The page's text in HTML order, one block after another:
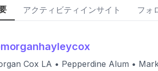
アクティビティインサイト フォ
morganhayleycox
Cox LA • Pepperdine Alum •